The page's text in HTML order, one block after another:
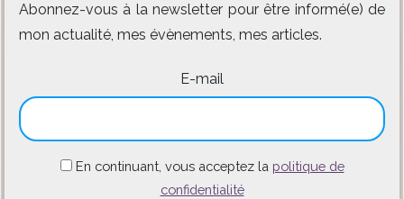
Abonnez-vous à la newsletter pour être informé(e) de
mon actualité, mes évènements, mes articles.
E-mail
En continuant, vous acceptez la politique de
confidentialité